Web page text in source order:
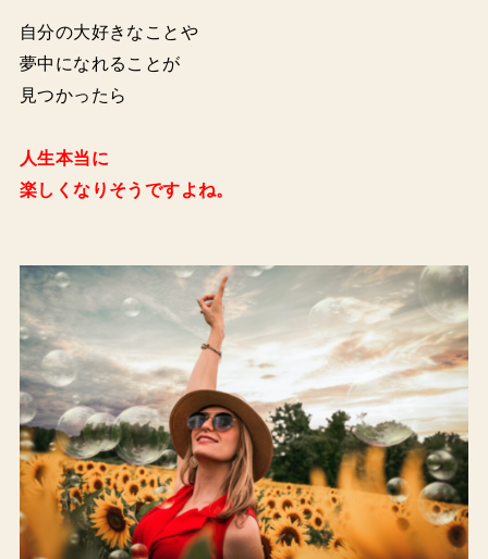
自分の大好きなことや
夢中になれることが
見つかったら
人生本当に
楽しくなりそうですよね。